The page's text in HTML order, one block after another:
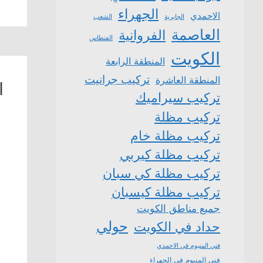
الاحمدي الجابرية الجهراء الشعب
العاصمة الفروانية الفنطاس
الكويت المنطقة الرابعة
المنطقة العاشرة تركيب جرانيت
تركيب سيراميك
تركيب مظلة
تركيب مظلة خام
تركيب مظلة كيربي
تركيب مظلة كي سبان
تركيب مظلة كيسبان
جميع مناطق الكويت
حداد في الكويت حولي
فني المنيوم في الاحمدي
فني المنيوم في الجهراء